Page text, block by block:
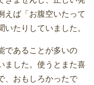
えば「お腹空いたって
たりしていました。
であることが多いの
ました。使うとまた喜
、おもしろかったで